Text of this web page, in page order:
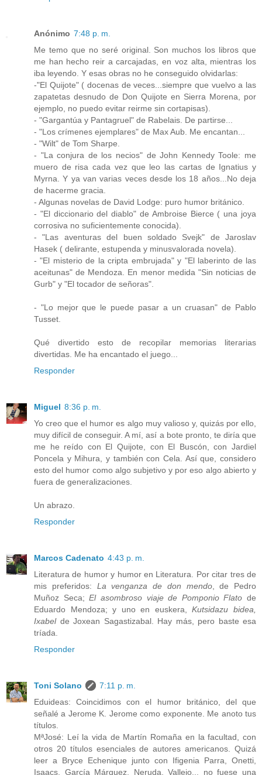
Anónimo 7:48 p. m.
Me temo que no seré original. Son muchos los libros que
me han hecho reir a carcajadas, en voz alta, mientras los
iba leyendo. Y esas obras no he conseguido olvidarlas:
-"El Quijote" ( docenas de veces...siempre que vuelvo a las
zapatetas desnudo de Don Quijote en Sierra Morena, por
ejemplo, no puedo evitar reirme sin cortapisas).
- "Gargantúa y Pantagruel" de Rabelais. De partirse...
- "Los crímenes ejemplares" de Max Aub. Me encantan...
- "Wilt" de Tom Sharpe.
- "La conjura de los necios" de John Kennedy Toole: me
muero de risa cada vez que leo las cartas de Ignatius y
Myrna. Y ya van varias veces desde los 18 años...No deja
de hacerme gracia.
- Algunas novelas de David Lodge: puro humor británico.
- "El diccionario del diablo" de Ambroise Bierce ( una joya
corrosiva no suficientemente conocida).
- "Las aventuras del buen soldado Svejk" de Jaroslav
Hasek ( delirante, estupenda y minusvalorada novela).
- "El misterio de la cripta embrujada" y "El laberinto de las
aceitunas" de Mendoza. En menor medida "Sin noticias de
Gurb" y "El tocador de señoras".
- "Lo mejor que le puede pasar a un cruasan" de Pablo
Tusset.
Qué divertido esto de recopilar memorias literarias
divertidas. Me ha encantado el juego...
Responder
Miguel 8:36 p. m.
Yo creo que el humor es algo muy valioso y, quizás por ello,
muy difícil de conseguir. A mí, así a bote pronto, te diría que
me he reído con El Quijote, con El Buscón, con Jardiel
Poncela y Mihura, y también con Cela. Así que, considero
esto del humor como algo subjetivo y por eso algo abierto y
fuera de generalizaciones.
Un abrazo.
Responder
Marcos Cadenato 4:43 p. m.
Literatura de humor y humor en Literatura. Por citar tres de
mis preferidos: La venganza de don mendo, de Pedro
Muñoz Seca;El asombroso viaje de Pomponio Flato de
Eduardo Mendoza; y uno en euskera,Kutsidazu bidea,
Ixabelde Joxean Sagastizabal. Hay más, pero baste esa
tríada.
Responder
Toni Solano
7:11 p. m.
Eduideas: Coincidimos con el humor británico, del que
señalé a Jerome K. Jerome como exponente. Me anoto tus
títulos.
MªJosé: Leí la vida de Martín Romaña en la facultad, con
otros 20 títulos esenciales de autores americanos. Quizá
leer a Bryce Echenique junto con Ifigenia Parra, Onetti,
Isaacs, García Márquez, Neruda, Vallejo... no fuese una